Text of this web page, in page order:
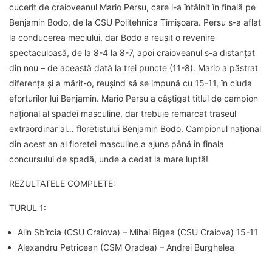
cucerit de craioveanul Mario Persu, care l-a întâlnit în finală pe
Benjamin Bodo, de la CSU Politehnica Timișoara. Persu s-a aflat
la conducerea meciului, dar Bodo a reușit o revenire
spectaculoasă, de la 8-4 la 8-7, apoi craioveanul s-a distanțat
din nou – de această dată la trei puncte (11-8). Mario a păstrat
diferența și a mărit-o, reușind să se impună cu 15-11, în ciuda
eforturilor lui Benjamin. Mario Persu a câștigat titlul de campion
național al spadei masculine, dar trebuie remarcat traseul
extraordinar al… floretistului Benjamin Bodo. Campionul național
din acest an al floretei masculine a ajuns până în finala
concursului de spadă, unde a cedat la mare luptă!
REZULTATELE COMPLETE:
TURUL 1:
Alin Sbîrcia (CSU Craiova) – Mihai Bigea (CSU Craiova) 15-11
Alexandru Petricean (CSM Oradea) – Andrei Burghelea